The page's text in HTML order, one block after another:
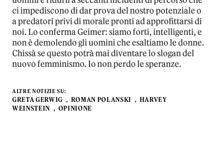
ci impediscono di dar prova del nostro potenziale o
a predatori privi di morale pronti ad approfittarsi di
noi. Lo conferma Geimer: siamo forti, intelligenti, e
non è demolendo gli uomini che esaltiamo le donne.
Chissà se questo potrà mai diventare lo slogan del
nuovo femminismo. Io non perdo le speranze.
ALTRE NOTIZIE SU:
GRETA GERWIG ROMAN POLANSKI
HARVEY
WEINSTEIN
OPINIONE